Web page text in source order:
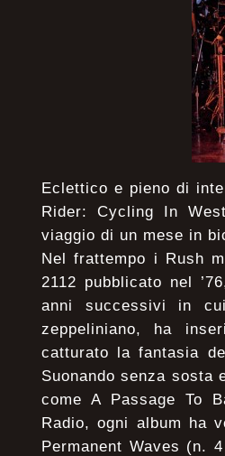
Eclettico e pieno di
Rider: Cycling In
viaggio di un mese in
Nel frattempo i Rush
2112 pubblicato nel
anni successivi in
zeppeliniano, ha
catturato la fantasia
Suonando senza sosta
come A Passage To
Radio, ogni album ha
Permanent Waves (n.